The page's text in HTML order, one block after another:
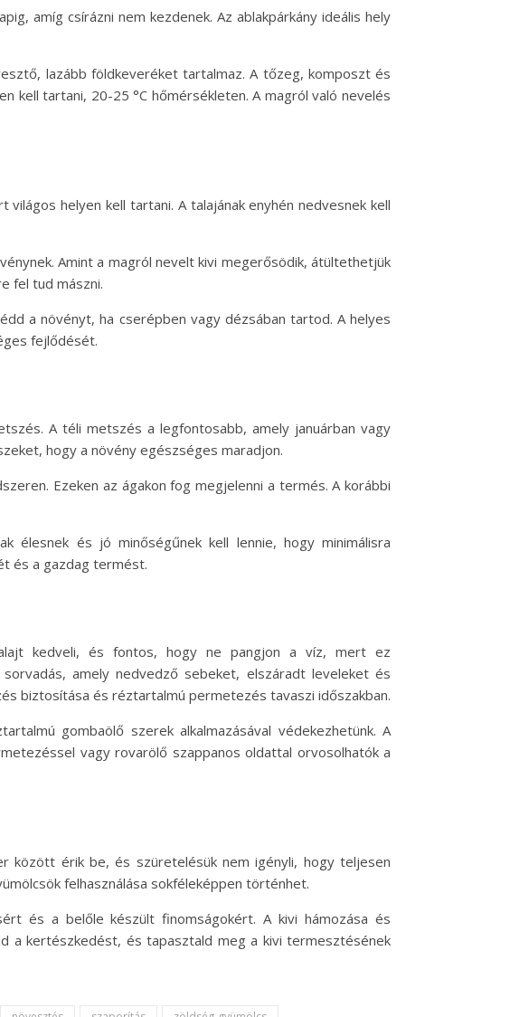
amíg csírázni nem kezdenek. Az ablakpárkány ideális hely
lazább földkeveréket tartalmaz. A tőzeg, komposzt és
kell tartani, 20-25 °C hőmérsékleten. A magról való nevelés
helyen kell tartani. A talajának enyhén nedvesnek kell
Amint a magról nevelt kivi megerősödik, átültethetjük
fel tud mászni.
a növényt, ha cserépben vagy dézsában tartod. A helyes
fejlődését.
A téli metszés a legfontosabb, amely januárban vagy
hogy a növény egészséges maradjon.
Ezeken az ágakon fog megjelenni a termés. A korábbi
élesnek és jó minőségűnek kell lennie, hogy minimálisra
és a gazdag termést.
kedveli, és fontos, hogy ne pangjon a víz, mert ez
amely nedvedző sebeket, elszáradt leveleket és
biztosítása és réztartalmú permetezés tavaszi időszakban.
gombaölő szerek alkalmazásával védekezhetünk. A
vagy rovarölő szappanos oldattal orvosolhatók a
között érik be, és szüretelésük nem igényli, hogy teljesen
felhasználása sokféleképpen történhet.
és a belőle készült finomságokért. A kivi hámozása és
a kertészkedést, és tapasztald meg a kivi termesztésének